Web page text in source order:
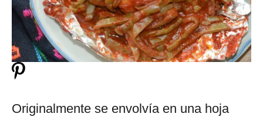
Originalmente se envolvía en una hoja